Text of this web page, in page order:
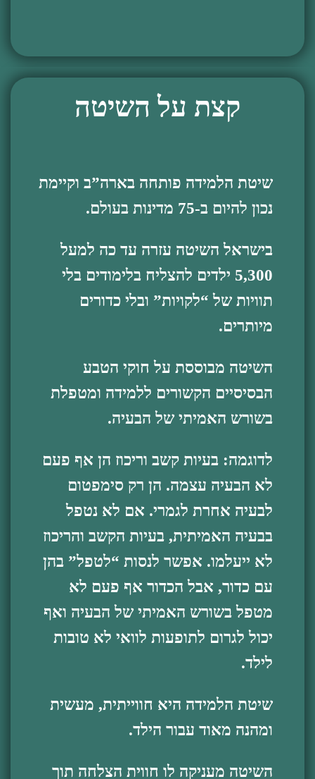
קצת על השיטה
שיטת הלמידה פותחה בארה”ב וקיימת
נכון להיום ב-75 מדינות בעולם.
בישראל השיטה עזרה עד כה למעל
5,300 ילדים להצליח בלימודים בלי
תוויות של “לקויות” ובלי כדורים
מיותרים.
השיטה מבוססת על חוקי הטבע
הבסיסיים הקשורים ללמידה ומטפלת
בשורש האמיתי של הבעיה.
לדוגמה: בעיות קשב וריכוז הן אף פעם
לא הבעיה עצמה. הן רק סימפטום
לבעיה אחרת לגמרי. אם לא נטפל
בבעיה האמיתית, בעיות הקשב והריכוז
לא ייעלמו. אפשר לנסות “לטפל” בהן
עם כדור, אבל הכדור אף פעם לא
מטפל בשורש האמיתי של הבעיה ואף
יכול לגרום לתופעות לוואי לא טובות
לילד.
שיטת הלמידה היא חווייתית, מעשית
ומהנה מאוד עבור הילד.
השיטה מעניקה לו חווית הצלחה תוך